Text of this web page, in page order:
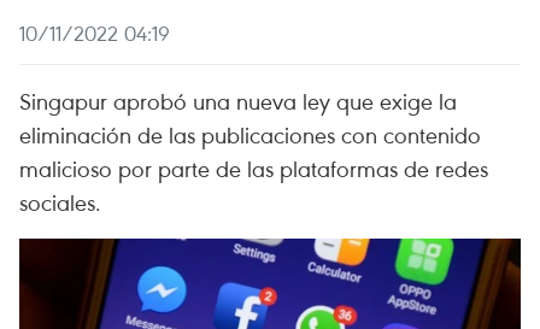
10/11/2022 04:19
Singapur aprobó una nueva ley que exige la
eliminación de las publicaciones con contenido
malicioso por parte de las plataformas de redes
sociales.